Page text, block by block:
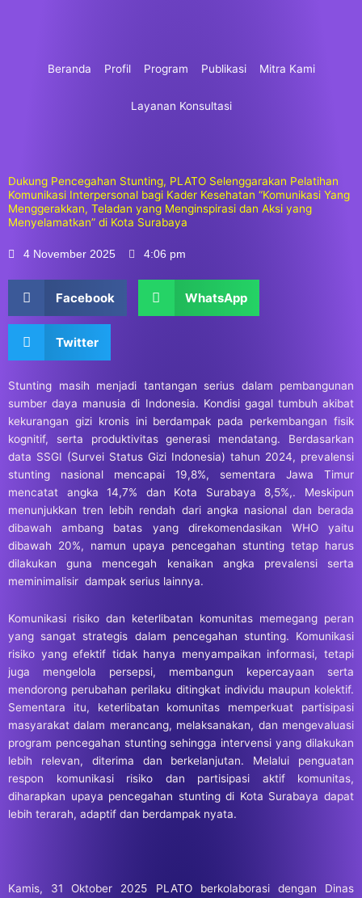
Beranda
Profil Program Publikasi Mitra Kami
Layanan Konsultasi
Dukung Pencegahan Stunting, PLATO Selenggarakan Pelatihan
Komunikasi Interpersonal bagi Kader Kesehatan “Komunikasi Yang
Menggerakkan, Teladan yang Menginspirasi dan Aksi yang
Menyelamatkan” di Kota Surabaya
4 November 2025 4:06 pm
Facebook WhatsApp
Twitter
Stunting masih menjadi tantangan serius dalam pembangunan
sumber daya manusia di Indonesia. Kondisi gagal tumbuh akibat
kekurangan gizi kronis ini berdampak pada perkembangan fisik
kognitif, serta produktivitas generasi mendatang. Berdasarkan
data SSGI (Survei Status Gizi Indonesia) tahun 2024, prevalensi
stunting nasional mencapai 19,8%, sementara Jawa Timur
mencatat angka 14,7% dan Kota Surabaya 8,5%,. Meskipun
menunjukkan tren lebih rendah dari angka nasional dan berada
dibawah ambang batas yang direkomendasikan WHO yaitu
dibawah 20%, namun upaya pencegahan stunting tetap harus
dilakukan guna mencegah kenaikan angka prevalensi serta
meminimalisir dampak serius lainnya.
Komunikasi risiko dan keterlibatan komunitas memegang peran
yang sangat strategis dalam pencegahan stunting. Komunikasi
risiko yang efektif tidak hanya menyampaikan informasi, tetapi
juga mengelola persepsi, membangun kepercayaan serta
mendorong perubahan perilaku ditingkat individu maupun kolektif.
Sementara itu, keterlibatan komunitas memperkuat partisipasi
masyarakat dalam merancang, melaksanakan, dan mengevaluasi
program pencegahan stunting sehingga intervensi yang dilakukan
lebih relevan, diterima dan berkelanjutan. Melalui penguatan
respon komunikasi risiko dan partisipasi aktif komunitas,
diharapkan upaya pencegahan stunting di Kota Surabaya dapat
lebih terarah, adaptif dan berdampak nyata.
Kamis, 31 Oktober 2025 PLATO berkolaborasi dengan Dinas